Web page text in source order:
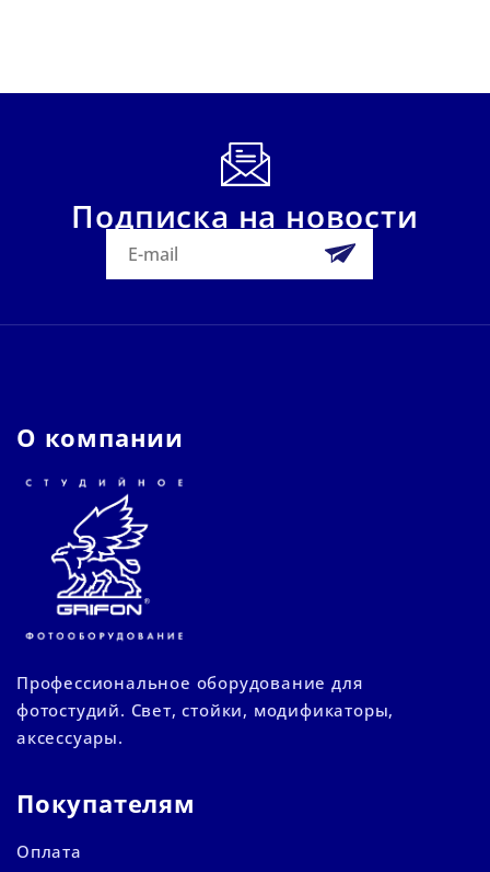
Подписка на новости
О компании
Профессиональное оборудование для
фотостудий. Свет, стойки, модификаторы,
аксессуары.
Покупателям
Оплата